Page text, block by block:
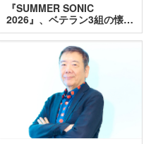
『SUMMER SONIC
2026』、ベテラン3組の懐…